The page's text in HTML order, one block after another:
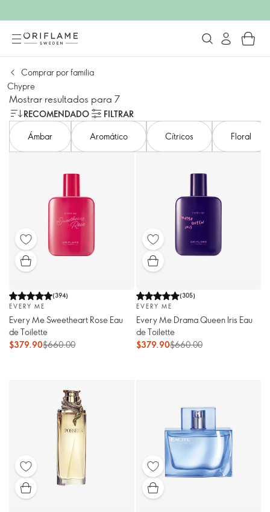
Comprar por familia
Chypre
Mostrar resultados para 7
RECOMENDADO
FILTRAR
Ámbar
Aromático Cítricos Floral
(394)
EVERY ME
Every Me Sweetheart Rose Eau
de Toilette
$379.90$660.00
(305)
EVERY ME
Every Me Drama Queen Iris Eau
de Toilette
$379.90$660.00